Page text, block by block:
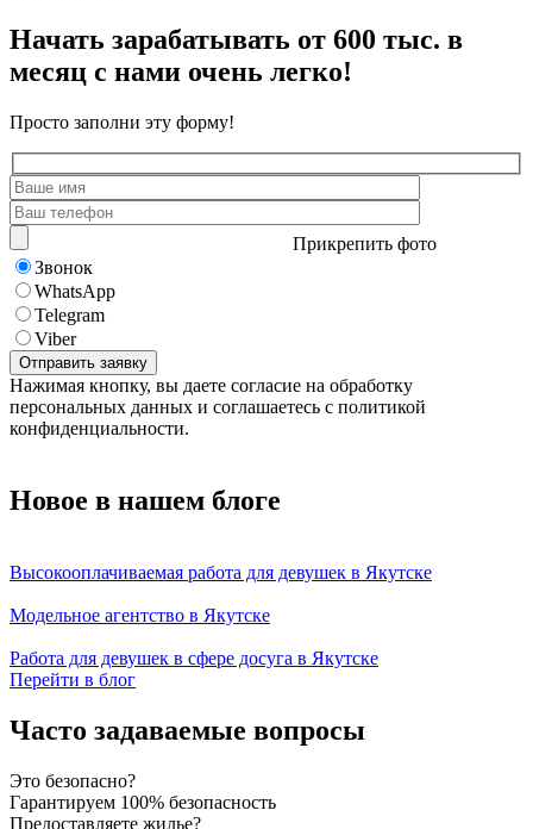
Начать зарабатывать от 600 тыс. в
месяц с нами очень легко!
Просто заполни эту форму!
Прикрепить фото
Звонок
WhatsApp
Telegram
Viber
Нажимая кнопку, вы даете согласие на обработку
персональных данных и соглашаетесь с политикой
конфиденциальности.
Новое в нашем блоге
Высокооплачиваемая работа для девушек в Якутске
Модельное агентство в Якутске
Работа для девушек в сфере досуга в Якутске
Перейти в блог
Часто задаваемые вопросы
Это безопасно?
Гарантируем 100% безопасность
Предоставляете жилье?